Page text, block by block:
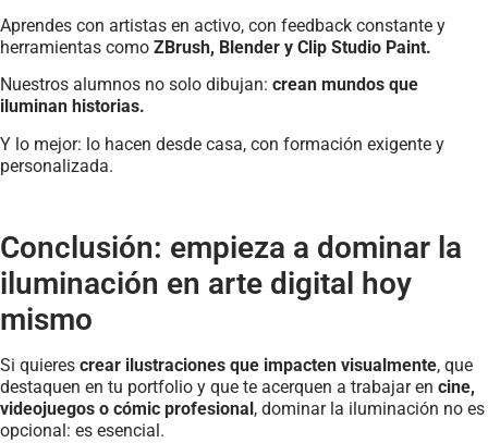
Aprendes con artistas en activo, con feedback constante y
herramientas como ZBrush, Blender y Clip Studio Paint.
Nuestros alumnos no solo dibujan: crean mundos que
iluminan historias.
Y lo mejor: lo hacen desde casa, con formación exigente y
personalizada.
Conclusión: empieza a dominar la
iluminación en arte digital hoy
mismo
Si quieres crear ilustraciones que impacten visualmente, que
destaquen en tu portfolio y que te acerquen a trabajar en cine,
videojuegos o cómic profesional , dominar la iluminación no es
opcional: es esencial.